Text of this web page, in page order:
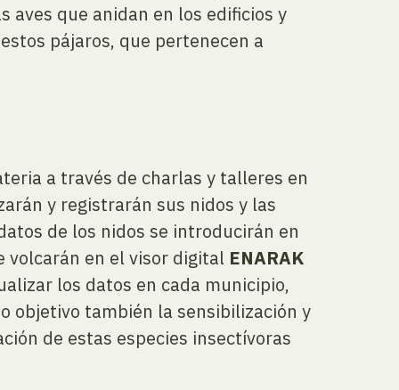
aves que anidan en los edificios y
pájaros, que pertenecen a
a través de charlas y talleres en
y registrarán sus nidos y las
de los nidos se introducirán en
volcarán en el visor digital ENARAK
los datos en cada municipio,
objetivo también la sensibilización y
de estas especies insectívoras